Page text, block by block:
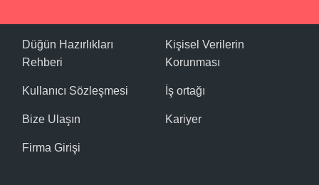
Düğün Hazırlıkları
Rehberi
Kullanıcı Sözleşmesi
Bize Ulaşın
Firma Girişi
Kişisel Verilerin
Korunması
İş ortağı
Kariyer